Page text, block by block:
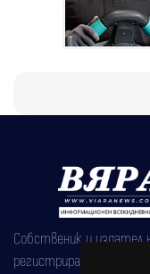
Собственик и издател
регистрирана на